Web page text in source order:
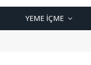
YEME İÇME